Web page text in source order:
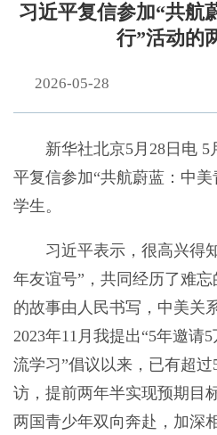
习近平复信参加“共航
行”活动的
2026-05-28
新华社北京5月28日电 5
平复信参加“共航蔚蓝：中
学生。
习近平表示，很高兴得知
年友谊号”，共同经历了难
的故事由人民书写，中美关
2023年11月我提出“5年邀请
流学习”倡议以来，已有超
访，提前两年半实现预期目
两国青少年双向奔赴，加深